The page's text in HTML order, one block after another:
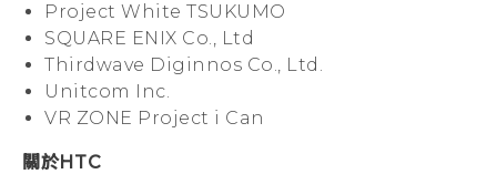
Project White TSUKUMO
SQUARE ENIX Co., Ltd
Thirdwave Diginnos Co., Ltd.
Unitcom Inc.
VR ZONE Project i Can
關於HTC